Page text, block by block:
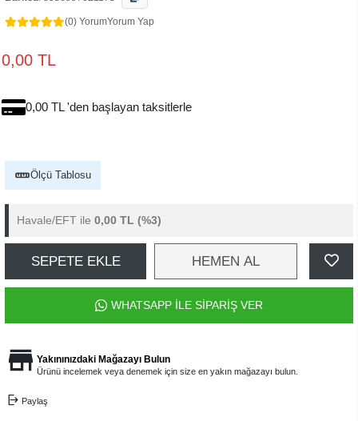
(0) YorumYorum Yap
0,00 TL
0,00 TL 'den başlayan taksitlerle
Ölçü Tablosu
Havale/EFT ile 0,00 TL (%3)
SEPETE EKLE HEMEN AL
WHATSAPP İLE SİPARİŞ VER
Yakınınızdaki Mağazayı Bulun
Ürünü incelemek veya denemek için size en yakın mağazayı bulun.
Paylaş